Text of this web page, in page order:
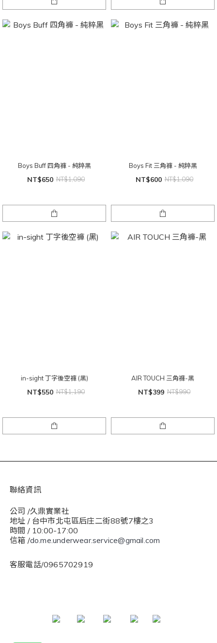
Boys Buff 四角褲 - 純粹黑
NT$650 NT$1,090
Boys Fit 三角褲 - 純粹黑
NT$600 NT$1,090
in-sight 丁字後空褲 (黑)
NT$550 NT$1,190
AIR TOUCH 三角褲-黑
NT$399 NT$990
聯絡資訊
公司 /久鼎實業社
地址 / 台中市北屯區后庄二街88號7樓之3
時間 / 10:00-17:00
信箱 /do.me.underwear.service@gmail.com
客服電話/0965702919